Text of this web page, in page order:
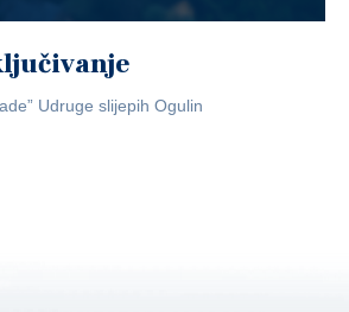
Udruge slijepih Ogulin